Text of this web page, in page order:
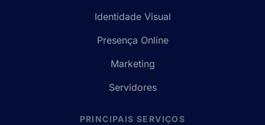
Identidade Visual
Presença Online
Marketing
Servidores
PRINCIPAIS SERVIÇOS